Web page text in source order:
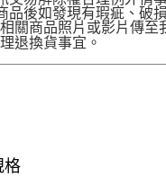
品後如發現有瑕疵、破
關商品照片或影片傳至
退換貨事宜。
格